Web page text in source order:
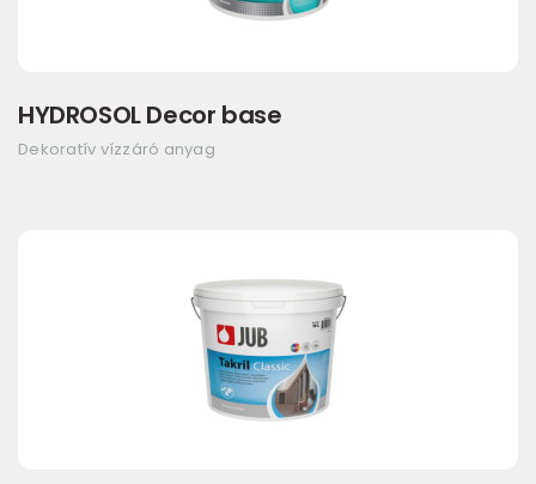
HYDROSOL Decor base
Dekoratív vízzáró anyag